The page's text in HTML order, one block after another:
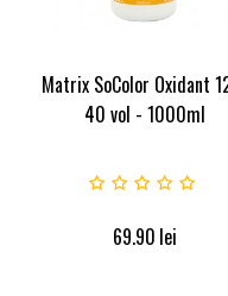
Matrix SoColor Oxidant
40 vol - 1000ml
69.90 lei